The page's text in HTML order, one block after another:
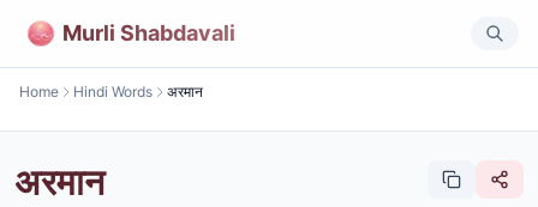
Murli Shabdavali
Home Hindi Words अरमान
अरमान